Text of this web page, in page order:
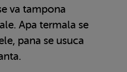
va tampona
Apa termala se
pana se usuca